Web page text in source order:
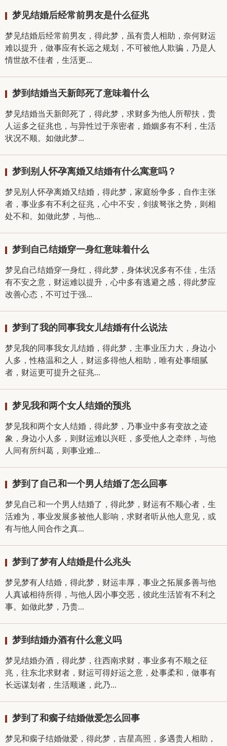
梦见结婚后经常前男友是什么征兆
梦见结婚后经常前男友，得此梦，虽有贵人相助，奈何财运
难以提升，做事应有长远之规划，不可被他人欺骗，乃是人
情世故不佳者，生活更...
梦到结婚当天新郎死了意味着什么
梦见结婚当天新郎死了，得此梦，求财多为他人所帮扶，贵
人运多之征兆也，与异性过于亲密者，婚姻多有不利，生活
状况不顺。如做此梦...
梦到别人怀孕离婚又结婚有什么寓意吗？
梦见别人怀孕离婚又结婚，得此梦，家庭纷争多，自作主张
者，事业多有不利之征兆，心中不安，剑拔弩张之势，则相
处不和。如做此梦，与他...
梦到自己结婚穿一身红意味着什么
梦见自己结婚穿一身红，得此梦，身体状况多有不佳，生活
有不安之意，财运难以提升，心中多有逃避之感，得此梦应
改善心态，不可过于强...
梦到了我的同事我女儿结婚有什么说法
梦见我的同事我女儿结婚，得此梦，主事业压力大，身边小
人多，性格温和之人，财运多得他人相助，唯有处事细腻
者，财运更可提升之征兆...
梦见我和两个女人结婚的预兆
梦见我和两个女人结婚，得此梦，乃事业中多有变故之迹
象，身边小人多，则财运难以兴旺，多受他人之牵绊，与他
人间有所纠葛，则事业难...
梦到了自己和一个男人结婚了怎么回事
梦见自己和一个男人结婚了，得此梦，财运有不顺心者，生
活难为，事业发展多被他人影响，求财者听从他人意见，或
有与他人间合作之真...
梦到了梦有人结婚是什么兆头
梦见梦有人结婚，得此梦，财运丰厚，事业之拓展多善与他
人真诚相待所得，与他人因小事交恶，彼此生活皆有不利之
事。如做此梦，乃贵...
梦到结婚办酒有什么意义吗
梦见结婚办酒，得此梦，往西南求财，事业多有不顺之征
兆，往东北求财者，财运可得好运之意，处事柔和，做事有
长远谋划者，生活顺遂，此乃...
梦到了和瘸子结婚做爱怎么回事
梦见和瘸子结婚做爱，得此梦，吉星高照，多遇贵人相助，